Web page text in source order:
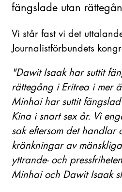
fängslade utan
Vi står fast vi det
Journalistförbundets
"Dawit Isaak har suttit
rättegång i Eritrea i mer
Minhai har suttit
Kina i snart sex år. Vi
sak eftersom det handlar
kränkningar av
yttrande- och
Minhai och Dawit Isaak